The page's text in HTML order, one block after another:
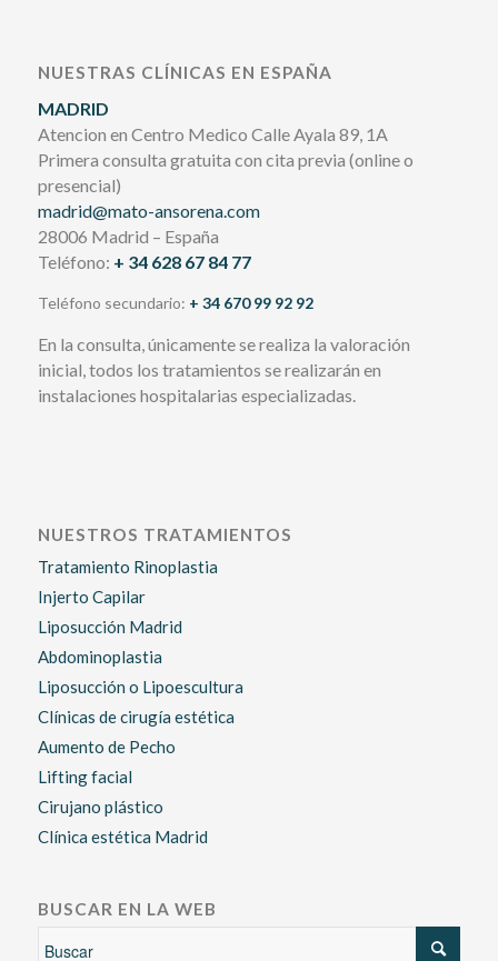
NUESTRAS CLÍNICAS EN ESPAÑA
MADRID
Atencion en Centro Medico Calle Ayala 89, 1A
Primera consulta gratuita con cita previa (online o
presencial)
madrid@mato-ansorena.com
28006 Madrid – España
Teléfono: + 34 628 67 84 77
Teléfono secundario: + 34 670 99 92 92
En la consulta, únicamente se realiza la valoración
inicial, todos los tratamientos se realizarán en
instalaciones hospitalarias especializadas.
NUESTROS TRATAMIENTOS
Tratamiento Rinoplastia
Injerto Capilar
Liposucción Madrid
Abdominoplastia
Liposucción o Lipoescultura
Clínicas de cirugía estética
Aumento de Pecho
Lifting facial
Cirujano plástico
Clínica estética Madrid
BUSCAR EN LA WEB